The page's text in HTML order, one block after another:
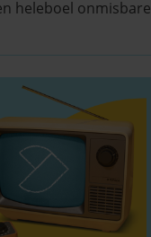
heleboel onmisbare